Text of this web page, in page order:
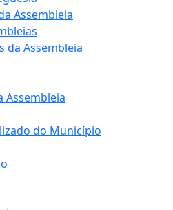
Assembleia
da Assembleia
Assembleia
do Município